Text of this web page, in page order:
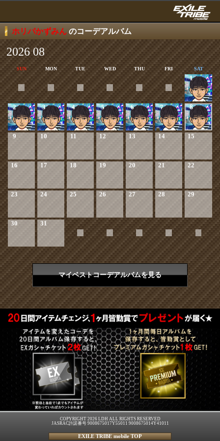
ホリパかずみん のコーデアルバム
2026 08
SUN MON TUE WED THU FRI SAT
1
2 3 4 5 6 7 8
9 10 11 12 13 14 15
16 17 18 19 20 21 22
23 24 25 26 27 28 29
30 31
マイベストコーデアルバムを見る
COPYRIGHT 2026 LDH ALL RIGHTS RESERVED
JASRAC許諾番号 9008675017Y55011 9008675014Y41011
EXILE TRIBE mobile TOP